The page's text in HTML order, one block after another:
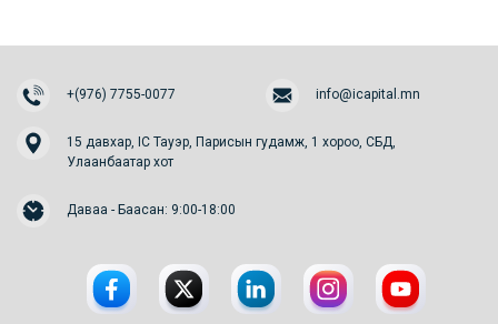
+(976) 7755-0077 info@icapital.mn
15 давхар, IC Тауэр, Парисын гудамж, 1 хороо, СБД,
Улаанбаатар хот
Даваа - Баасан: 9:00-18:00